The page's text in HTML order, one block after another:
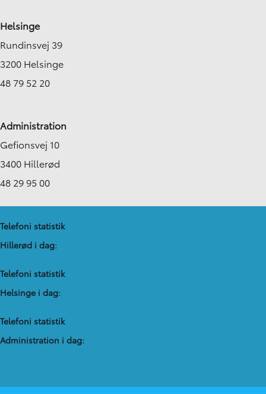
Helsinge
Rundinsvej 39
3200 Helsinge
48 79 52 20
Administration
Gefionsvej 10
3400 Hillerød
48 29 95 00
Telefoni statistik
Hillerød i dag:
Telefoni statistik
Helsinge i dag:
Telefoni statistik
Administration​ i dag: